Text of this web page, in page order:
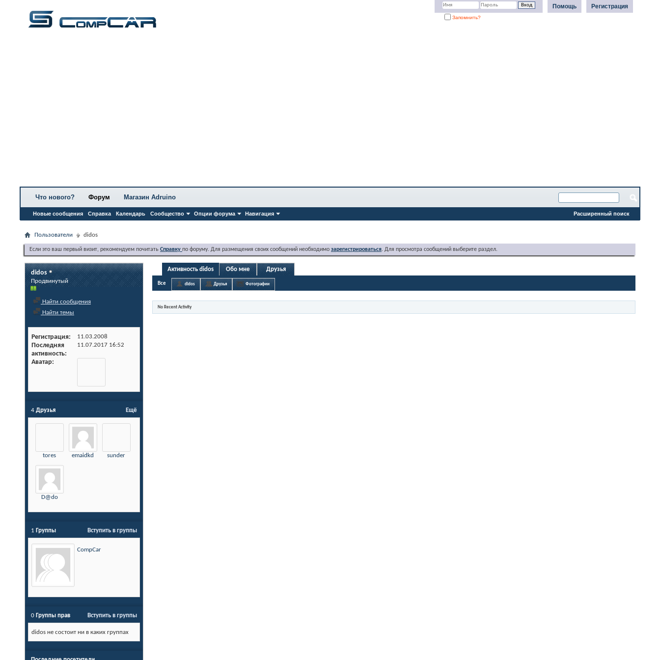
Регистрация
Помощь
Запомнить?
Что нового? Форум
Новые сообщения Справка Календарь Сообщество Опции форума Навигация
Магазин Adruino
Расширенный поиск
Пользователи didos
Если это ваш первый визит, рекомендуем почитать Справку по форуму. Для размещения своих сообщений необходимо зарегистрироваться. Для просмотра сообщений выберите раздел.
didos
Продвинутый
Найти сообщения
Найти темы
Регистрация 11.03.2008
Последняя
активность
11.07.2017 16:52
Аватар
Ещё
4 Друзья
tores emaidkd sunder
D@do
Вступить в группы
1 Группы
CompCar
Вступить в группы
0 Группы прав
didos не состоит ни в каких группах
Активность didos Обо мне Друзья
Все didos Друзья Фотографии
No Recent Activity